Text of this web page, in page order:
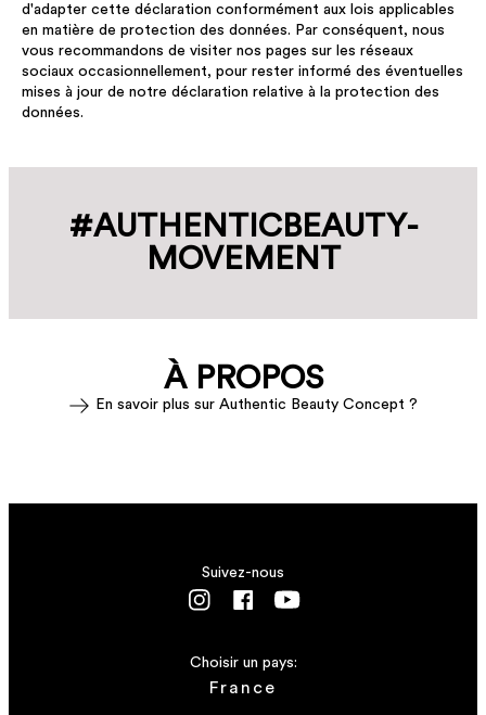
d'adapter cette déclaration conformément aux lois applicables
en matière de protection des données. Par conséquent, nous
vous recommandons de visiter nos pages sur les réseaux
sociaux occasionnellement, pour rester informé des éventuelles
mises à jour de notre déclaration relative à la protection des
données.
#AUTHENTIC­BEAUTY­
MOVEMENT
À PROPOS
En savoir plus sur Authentic Beauty Concept ?
Choisir un pays:
France
Suivez-nous